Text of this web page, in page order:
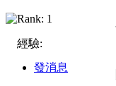
經驗:
發消息